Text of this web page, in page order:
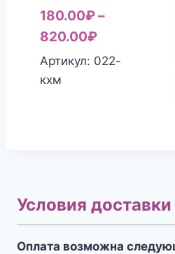
180.00₽–
820.00₽
Артикул: 022-
кхм
Условия
Оплата возможна